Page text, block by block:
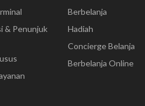
& Penunjuk
Berbelanja
Hadiah
Concierge Belanja
Berbelanja Online